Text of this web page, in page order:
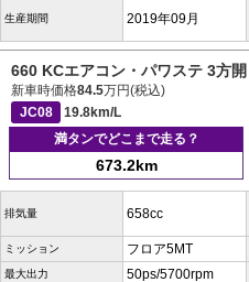
生産期間 2019年09月
660 KCエアコン・パワステ 3方開
新車時価格84.5万円(税込)
JC08
19.8km/L
満タンでどこまで走る？
673.2km
排気量 658cc
ミッション フロア5MT
最大出力 50ps/5700rpm